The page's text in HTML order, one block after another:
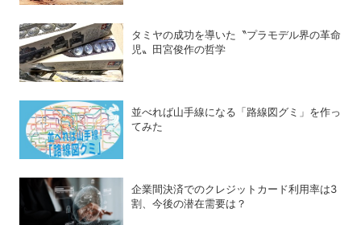
タミヤの成功を導いた〝プラモデル界の革命
児〟田宮俊作の哲学
並べれば山手線になる「路線図グミ」を作っ
てみた
企業間決済でのクレジットカード利用率は3
割、今後の潜在需要は？